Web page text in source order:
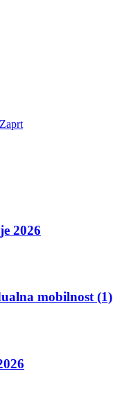
Zaprt
2026
mobilnost (1)